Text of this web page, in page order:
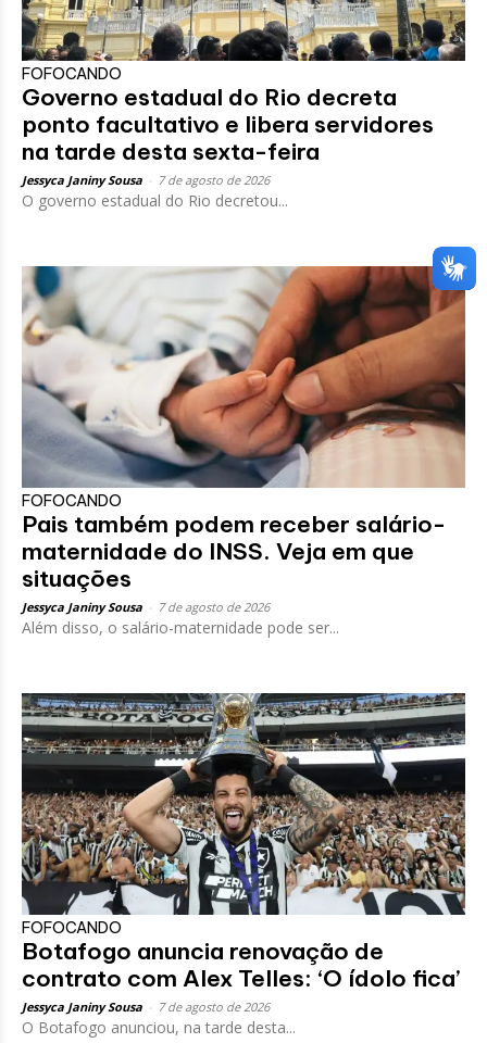
FOFOCANDO
Governo estadual do Rio decreta
ponto facultativo e libera servidores
na tarde desta sexta-feira
Jessyca Janiny Sousa 7 de agosto de 2026
O governo estadual do Rio decretou...
FOFOCANDO
Pais também podem receber salário-
maternidade do INSS. Veja em que
situações
Jessyca Janiny Sousa 7 de agosto de 2026
Além disso, o salário-maternidade pode ser...
FOFOCANDO
Botafogo anuncia renovação de
contrato com Alex Telles: ‘O ídolo fica’
Jessyca Janiny Sousa 7 de agosto de 2026
O Botafogo anunciou, na tarde desta...